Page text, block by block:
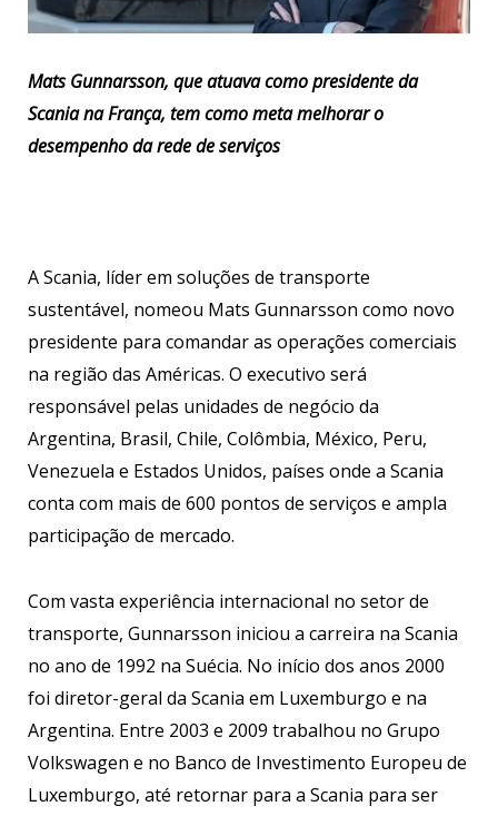
Mats Gunnarsson, que atuava como presidente da
Scania na França, tem como meta melhorar o
desempenho da rede de serviços
A Scania, líder em soluções de transporte
sustentável, nomeou Mats Gunnarsson como novo
presidente para comandar as operações comerciais
na região das Américas. O executivo será
responsável pelas unidades de negócio da
Argentina, Brasil, Chile, Colômbia, México, Peru,
Venezuela e Estados Unidos, países onde a Scania
conta com mais de 600 pontos de serviços e ampla
participação de mercado.
Com vasta experiência internacional no setor de
transporte, Gunnarsson iniciou a carreira na Scania
no ano de 1992 na Suécia. No início dos anos 2000
foi diretor-geral da Scania em Luxemburgo e na
Argentina. Entre 2003 e 2009 trabalhou no Grupo
Volkswagen e no Banco de Investimento Europeu de
Luxemburgo, até retornar para a Scania para ser